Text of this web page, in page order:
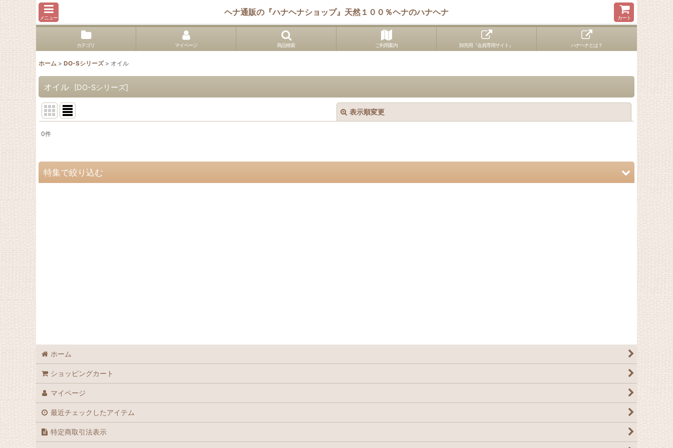
メニュー
ヘナ通販の『ハナヘナショップ』天然１００％ヘナのハナヘナ
カート
カテゴリ マイページ 商品検索 ご利用案内 卸売用『会員専用サイト』 ハナヘナとは？
ホーム > DO-Sシリーズ > オイル
オイル [DO-Sシリーズ]
表示順変更
並び順 :
0件
特集で絞り込む
ホーム
ショッピングカート
マイページ
最近チェックしたアイテム
特定商取引法表示